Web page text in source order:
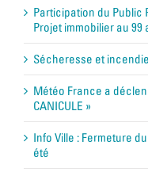
Participation du Public
Projet immobilier au 99
Sécheresse et
Météo France a
CANICULE »
Info Ville : Fermeture
été